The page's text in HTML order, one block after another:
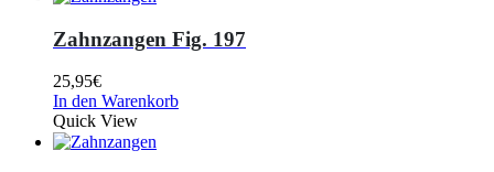
Zahnzangen Fig. 197
25,95€
In den Warenkorb
Quick View